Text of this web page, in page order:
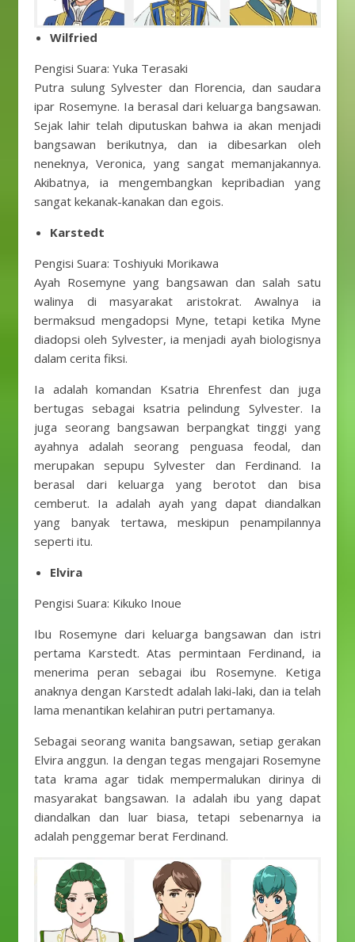
Wilfried
Pengisi Suara: Yuka Terasaki
Putra sulung Sylvester dan Florencia, dan saudara
ipar Rosemyne. Ia berasal dari keluarga bangsawan.
Sejak lahir telah diputuskan bahwa ia akan menjadi
bangsawan berikutnya, dan ia dibesarkan oleh
neneknya, Veronica, yang sangat memanjakannya.
Akibatnya, ia mengembangkan kepribadian yang
sangat kekanak-kanakan dan egois.
Karstedt
Pengisi Suara: Toshiyuki Morikawa
Ayah Rosemyne ​​yang bangsawan dan salah satu
walinya di masyarakat aristokrat. Awalnya ia
bermaksud mengadopsi Myne, tetapi ketika Myne
diadopsi oleh Sylvester, ia menjadi ayah biologisnya
dalam cerita fiksi.
Ia adalah komandan Ksatria Ehrenfest dan juga
bertugas sebagai ksatria pelindung Sylvester. Ia
juga seorang bangsawan berpangkat tinggi yang
ayahnya adalah seorang penguasa feodal, dan
merupakan sepupu Sylvester dan Ferdinand. Ia
berasal dari keluarga yang berotot dan bisa
cemberut. Ia adalah ayah yang dapat diandalkan
yang banyak tertawa, meskipun penampilannya
seperti itu.
Elvira
Pengisi Suara: Kikuko Inoue
Ibu Rosemyne ​​dari keluarga bangsawan dan istri
pertama Karstedt. Atas permintaan Ferdinand, ia
menerima peran sebagai ibu Rosemyne. Ketiga
anaknya dengan Karstedt adalah laki-laki, dan ia telah
lama menantikan kelahiran putri pertamanya.
Sebagai seorang wanita bangsawan, setiap gerakan
Elvira anggun. Ia dengan tegas mengajari Rosemyne
​​tata krama agar tidak mempermalukan dirinya di
masyarakat bangsawan. Ia adalah ibu yang dapat
diandalkan dan luar biasa, tetapi sebenarnya ia
adalah penggemar berat Ferdinand.